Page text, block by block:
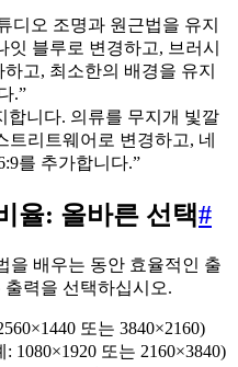
디오 조명과 원근법을 유지
블루로 변경하고, 브러시
고, 최소한의 배경을 유지
.”
합니다. 의류를 무지개 빛깔
트리트웨어로 변경하고, 네
를 추가합니다.”
율: 올바른 선택#
을 배우는 동안 효율적인 출
력을 선택하십시오.
또는 3840×2160)
: 1080×1920 또는 2160×3840)